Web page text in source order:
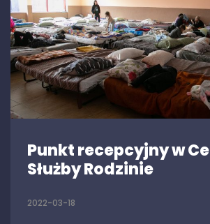
Punkt recepcyjny w
Służby Rodzinie
2022-03-18